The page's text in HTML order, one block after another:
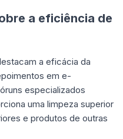
a eficiência de
a eficácia da
em e-
especializados
uma limpeza superior
e produtos de outras